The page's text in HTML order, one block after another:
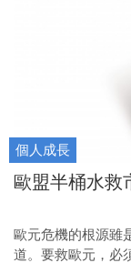
個人成長
歐盟半桶水救
歐元危機的根源雖
道。要救歐元，必